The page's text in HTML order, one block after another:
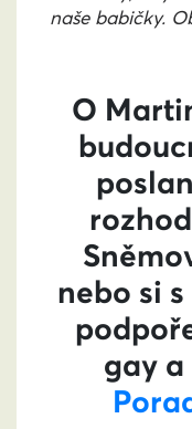
naše babičky.
O
nebo si
gay